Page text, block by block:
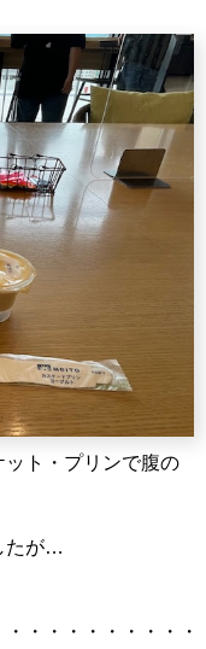
ト・プリンで腹の
たが…
・・・・・・・・